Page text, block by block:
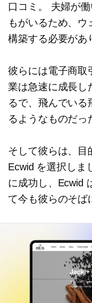
口コミ。
夫婦が
もがいるため、ウ
構築する必要があ
彼らには電子商取
業は急速に成長し
るで、飛んでいる
るようなものだっ
そして彼らは、目
Ecwid を選択しま
に成功し、Ecwid
て今も彼らのそば